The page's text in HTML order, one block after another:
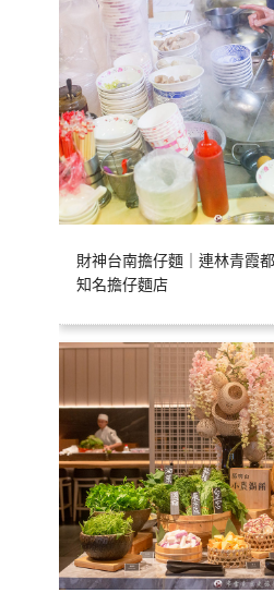
財神台南擔仔麵｜連林青霞
知名擔仔麵店